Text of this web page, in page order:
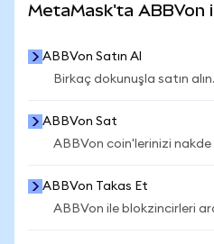
MetaMask'ta ABBVon
ABBVon Satın Al
Birkaç dokunuşla satın alın.
ABBVon Sat
ABBVon coin'lerinizi nakde
ABBVon Takas Et
ABBVon ile blokzincirleri